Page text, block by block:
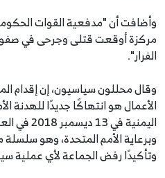
وأضافت أن "مدفعية القوات
مركزة أوقعت قتلى وجرحى في
الفرار".
وقال محللون سياسيون، إن إقدام
الأعمال هو انتهاكًا جديدًا للهدنة
اليمنية
وبرعاية الأمم المتحدة، وهو
وتأكيدًا رفض الجماعة لأي عملية